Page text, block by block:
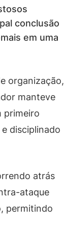
conclusão
em uma
organização,
manteve
primeiro
disciplinado
atrás
ataque
permitindo